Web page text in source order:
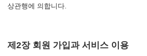
상관행에 의합니다.
제2장 회원 가입과 서비스 이용